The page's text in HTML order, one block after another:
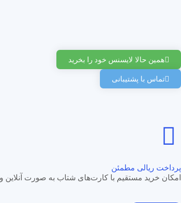
همین حالا لایسنس خود را بخرید
تماس با پشتیبانی
پرداخت ریالی مطمئن
امکان خرید مستقیم با کارت‌های شتاب به صورت آنلاین و